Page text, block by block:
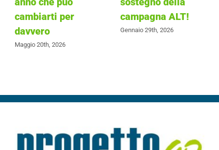
cambiarti per
davvero
Maggio 20th, 2026
campagna ALT!
Gennaio 29th, 2026